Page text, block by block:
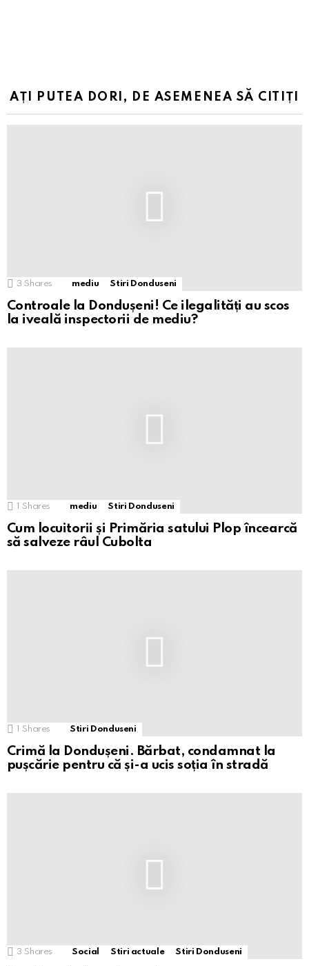
AȚI PUTEA DORI, DE ASEMENEA SĂ CITIȚI
3 Shares mediu Stiri Donduseni
Controale la Dondușeni! Ce ilegalități au scos
la iveală inspectorii de mediu?
1 Shares mediu Stiri Donduseni
Cum locuitorii și Primăria satului Plop încearcă
să salveze râul Cubolta
1 Shares Stiri Donduseni
Crimă la Dondușeni. Bărbat, condamnat la
pușcărie pentru că și-a ucis soția în stradă
3 Shares Social Stiri actuale Stiri Donduseni